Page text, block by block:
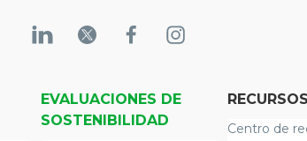
EVALUACIONES DE
SOSTENIBILIDAD
RECURSOS
Centro de